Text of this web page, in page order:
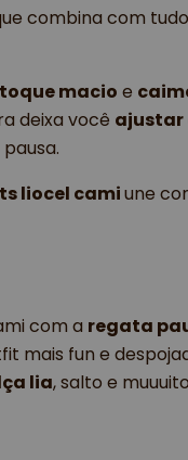
combina com
toque macio e
deixa você ajustar
liocel cami une
com a regata
mais fun e
lia, salto e